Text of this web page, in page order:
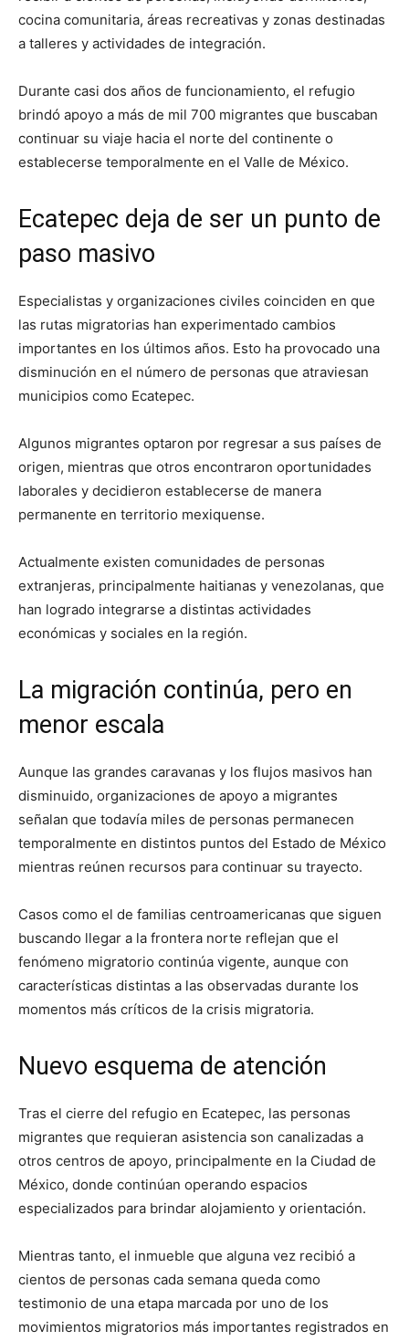
cocina comunitaria, áreas recreativas y zonas destinadas
a talleres y actividades de integración.
Durante casi dos años de funcionamiento, el refugio
brindó apoyo a más de mil 700 migrantes que buscaban
continuar su viaje hacia el norte del continente o
establecerse temporalmente en el Valle de México.
Ecatepec deja de ser un punto de
paso masivo
Especialistas y organizaciones civiles coinciden en que
las rutas migratorias han experimentado cambios
importantes en los últimos años. Esto ha provocado una
disminución en el número de personas que atraviesan
municipios como Ecatepec.
Algunos migrantes optaron por regresar a sus países de
origen, mientras que otros encontraron oportunidades
laborales y decidieron establecerse de manera
permanente en territorio mexiquense.
Actualmente existen comunidades de personas
extranjeras, principalmente haitianas y venezolanas, que
han logrado integrarse a distintas actividades
económicas y sociales en la región.
La migración continúa, pero en
menor escala
Aunque las grandes caravanas y los flujos masivos han
disminuido, organizaciones de apoyo a migrantes
señalan que todavía miles de personas permanecen
temporalmente en distintos puntos del Estado de México
mientras reúnen recursos para continuar su trayecto.
Casos como el de familias centroamericanas que siguen
buscando llegar a la frontera norte reflejan que el
fenómeno migratorio continúa vigente, aunque con
características distintas a las observadas durante los
momentos más críticos de la crisis migratoria.
Nuevo esquema de atención
Tras el cierre del refugio en Ecatepec, las personas
migrantes que requieran asistencia son canalizadas a
otros centros de apoyo, principalmente en la Ciudad de
México, donde continúan operando espacios
especializados para brindar alojamiento y orientación.
Mientras tanto, el inmueble que alguna vez recibió a
cientos de personas cada semana queda como
testimonio de una etapa marcada por uno de los
movimientos migratorios más importantes registrados en